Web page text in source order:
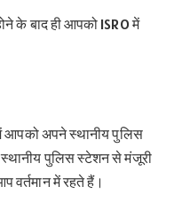
के बाद ही आपको ISRO में
आपको अपने स्थानीय पुलिस
पुलिस स्टेशन से मंजूरी
वर्तमान में रहते हैं।